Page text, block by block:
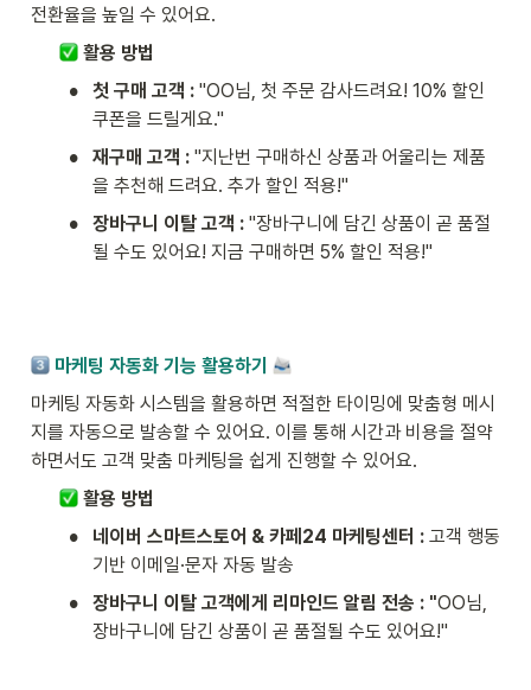
전환율을 높일 수 있어요.
활용 방법
• 첫 구매 고객 : "OO님, 첫 주문 감사드려요! 10% 할인
쿠폰을 드릴게요."
• 재구매 고객 : "지난번 구매하신 상품과 어울리는 제품
을 추천해 드려요. 추가 할인 적용!"
• 장바구니 이탈 고객 : "장바구니에 담긴 상품이 곧 품절
될 수도 있어요! 지금 구매하면 5% 할인 적용!"
마케팅 자동화 기능 활용하기
마케팅 자동화 시스템을 활용하면 적절한 타이밍에 맞춤형 메시
지를 자동으로 발송할 수 있어요. 이를 통해 시간과 비용을 절약
하면서도 고객 맞춤 마케팅을 쉽게 진행할 수 있어요.
활용 방법
• 네이버 스마트스토어 & 카페24 마케팅센터 : 고객 행동
기반 이메일·문자 자동 발송
• 장바구니 이탈 고객에게 리마인드 알림 전송 : "OO님,
장바구니에 담긴 상품이 곧 품절될 수도 있어요!"